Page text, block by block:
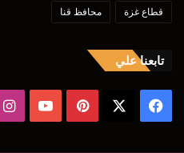
قطاع غزة محافظ قنا
تابعنا علي
فيسبوك بينتيريست